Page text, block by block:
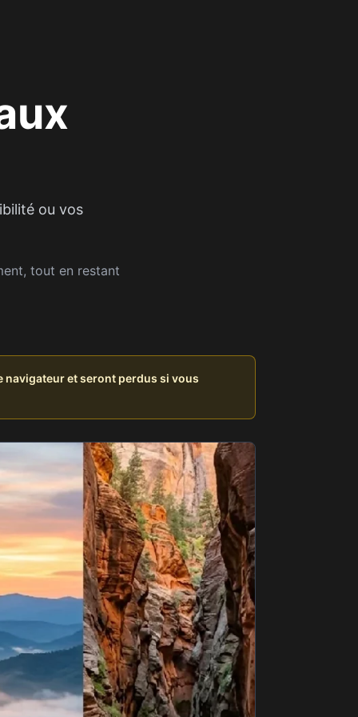
ou vos
tout en restant
navigateur et seront perdus si vous